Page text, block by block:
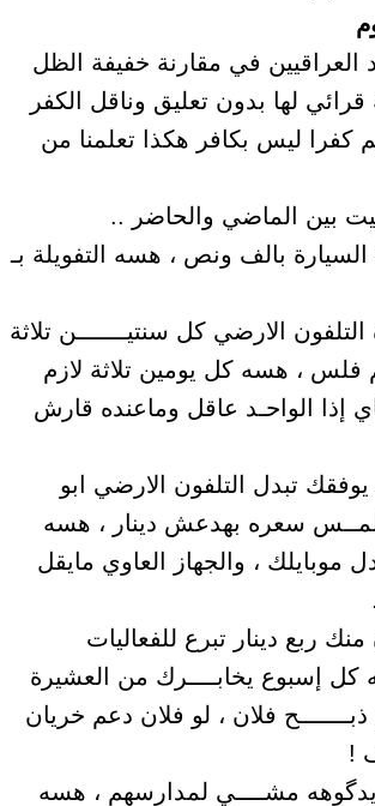
العراقيين في مقارنة خفيفة الظل
لها بدون تعليق وناقل الكفر
كفرا ليس بكافر هكذا تعلمنا من
بين الماضي والحاضر ..
بالف ونص ، هسه التفويلة بـ
الارضي كل سنتيـــــــن تلاثة
فلس ، هسه كل يومين تلاثة لازم
إذا الواحـد عاقل وماعنده قارش
يوفقك تبدل التلفون الارضي ابو
لمــس سعره بهدعش دينار ، هسه
موبايلك ، والجهاز العاوي مايقل
ربع دينار تبرع للفعاليات
كل إسبوع يخابــــرك من العشيرة
فلان ، لو فلان دعم خريان
مشــــي لمدارسهم ، هسه